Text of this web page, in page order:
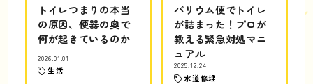
トイレつまりの本当
の原因、便器の奥で
何が起きているのか
2026.01.01
生活
バリウム便でトイレ
が詰まった！プロが
教える緊急対処マニ
ュアル
2025.12.24
水道修理